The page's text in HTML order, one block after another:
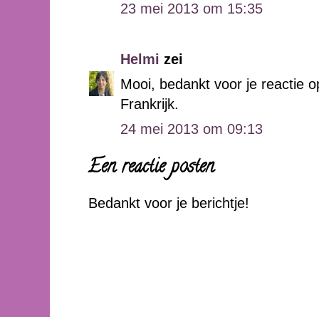
23 mei 2013 om 15:35
Helmi zei
Mooi, bedankt voor je reactie
Frankrijk.
24 mei 2013 om 09:13
Een reactie posten
Bedankt voor je berichtje!